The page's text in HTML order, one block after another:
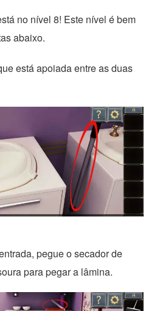
no nível 8! Este nível é bem
abaixo.
está apoiada entre as duas
pegue o secador de
para pegar a lâmina.